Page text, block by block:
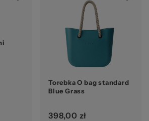
Torebka O bag standard
Blue Grass
398,00 zł